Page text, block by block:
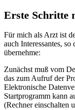
Erste Schritte
Für mich als Arzt ist
auch Interessantes,
übernehme:
Zunächst muß vom
das zum Aufruf der
Elektronische
Startprogramm kann
(Rechner einschalten